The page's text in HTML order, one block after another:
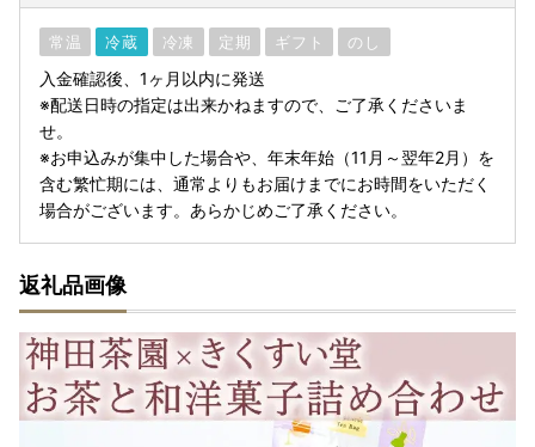
常温 冷蔵 冷凍 定期 ギフト のし
入金確認後、1ヶ月以内に発送
※配送日時の指定は出来かねますので、ご了承くださいま
せ。
※お申込みが集中した場合や、年末年始（11月～翌年2月）を
含む繁忙期には、通常よりもお届けまでにお時間をいただく
場合がございます。あらかじめご了承ください。
返礼品画像